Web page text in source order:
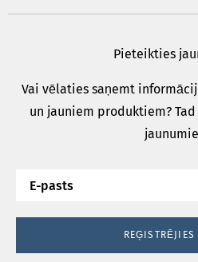
Pieteikties
Vai vēlaties saņemt
un jauniem produktiem?
REĢISTRĒJIES